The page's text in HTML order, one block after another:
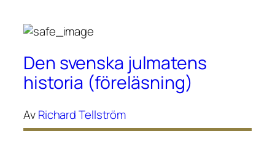
Den svenska julmatens
historia (föreläsning)
AvRichard Tellström